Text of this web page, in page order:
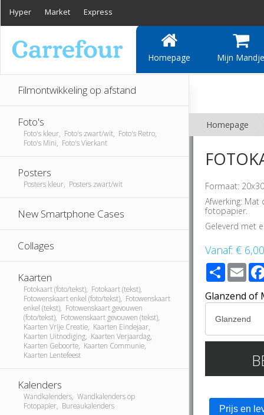
Hyper Market Express
Homepage Mijn Mandje
Filmontwikkeling op afstand
Foto's
Foto's kleur, Foto's zwart/wit, Foto's Retro,
Foto's Mini, Foto's Vierkant
Posters
Posters kleur, Posters zwart/wit
New Smartphone Cases
Collages
Kaarten
Fotokaart (foto/tekst), Fotokaart (tekst),
Fotowenskaart enkel (foto/tekst), Fotowenskaart
enkel (tekst), Fotowenskaart gevouwen
(foto/tekst), Fotowenskaart gevouwen (tekst),
Kaarten Vrije Creatie, Kaarten Eindejaar,
Kaarten Uitnodiging, Kaarten Verjaardag,
Kaarten Geboorte, Kaarten Communie,
Kaarten Lentefeest
Kalenders
Wandkalenders, Wandkalenders op
Fotopapier, Bureaukalenders
Homepage
Formaat:
Afwerking: Mat
fotopapier.
Geleverd met
Vanaf:€
Share
Glanzend of
Prijs en